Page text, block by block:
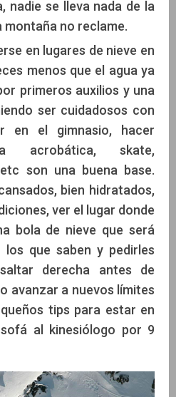
nadie se lleva nada de la
montaña no reclame.
en lugares de nieve en
menos que el agua ya
primeros auxilios y una
ser cuidadosos con
en el gimnasio, hacer
acrobática, skate,
son una buena base.
bien hidratados,
ver el lugar donde
bola de nieve que será
que saben y pedirles
derecha antes de
avanzar a nuevos límites
tips para estar en
al kinesiólogo por 9